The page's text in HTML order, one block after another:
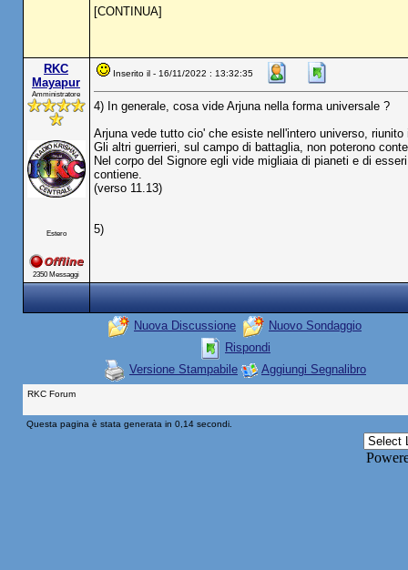
[CONTINUA]
RKC
Mayapur
Amministratore
Estero
2350 Messaggi
Inserito il - 16/11/2022 : 13:32:35
4) In generale, cosa vide Arjuna nella forma universale ?
Arjuna vede tutto cio' che esiste nell'intero universo,
Gli altri guerrieri, sul campo di battaglia, non poterono
Nel corpo del Signore egli vide migliaia di pianeti e di
contiene.
(verso 11.13)
5)
Nuova Discussione
Nuovo Sondaggio
Rispondi
Versione Stampabile
Aggiungi Segnalibro
RKC Forum
Questa pagina è stata generata in 0,14 secondi.